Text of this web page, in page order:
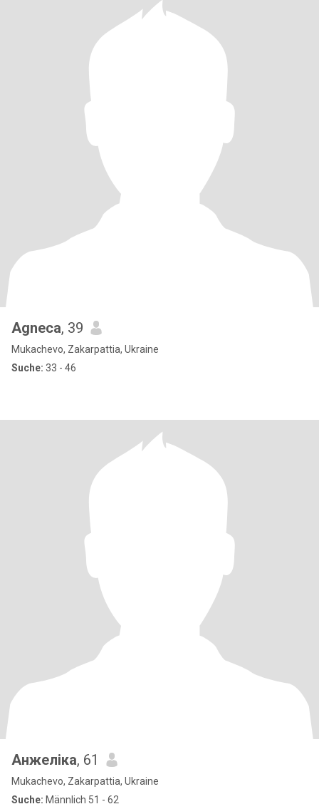
Agneca, 39
Mukachevo, Zakarpattia, Ukraine
Suche: 33 - 46
Анжеліка, 61
Mukachevo, Zakarpattia, Ukraine
Suche: Männlich 51 - 62